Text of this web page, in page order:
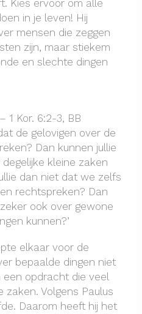
Kies ervoor om alle
in je leven! Hij
mensen die zeggen
zijn, maar stiekem
en slechte dingen
1 Kor. 6:2-3, BB
de gelovigen over de
Dan kunnen jullie
kleine zaken
dan niet dat we zelfs
rechtspreken? Dan
ook over gewone
kunnen?’
elkaar voor de
bepaalde dingen niet
een opdracht die veel
zaken. Volgens Paulus
Daarom heeft hij het